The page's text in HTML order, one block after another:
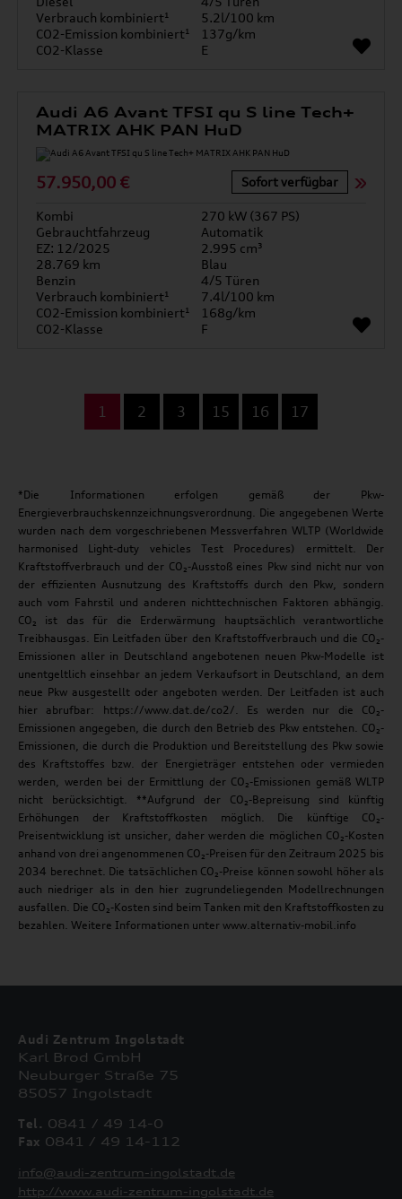
Verbrauch kombiniert¹
5.2l/100 km
CO2-Emission kombiniert¹
137g/km
CO2-Klasse
E
Audi A6 Avant TFSI qu S line Tech+
MATRIX AHK PAN HuD
57.950,00 € Sofort verfügbar
Kombi
270 kW (367 PS)
Gebrauchtfahrzeug
Automatik
EZ: 12/2025
2.995 cm³
28.769 km
Blau
Benzin
4/5 Türen
Verbrauch kombiniert¹
7.4l/100 km
CO2-Emission kombiniert¹
168g/km
CO2-Klasse
F
1 2 3 15 16 17
*Die Informationen erfolgen gemäß der Pkw-
Energieverbrauchskennzeichnungsverordnung. Die angegebenen Werte
wurden nach dem vorgeschriebenen Messverfahren WLTP (Worldwide
harmonised Light-duty vehicles Test Procedures) ermittelt. Der
Kraftstoffverbrauch und der CO₂-Ausstoß eines Pkw sind nicht nur von
der effizienten Ausnutzung des Kraftstoffs durch den Pkw, sondern
auch vom Fahrstil und anderen nichttechnischen Faktoren abhängig.
CO₂ ist das für die Erderwärmung hauptsächlich verantwortliche
Treibhausgas. Ein Leitfaden über den Kraftstoffverbrauch und die CO₂-
Emissionen aller in Deutschland angebotenen neuen Pkw-Modelle ist
unentgeltlich einsehbar an jedem Verkaufsort in Deutschland, an dem
neue Pkw ausgestellt oder angeboten werden. Der Leitfaden ist auch
hier abrufbar: https://www.dat.de/co2/. Es werden nur die CO₂-
Emissionen angegeben, die durch den Betrieb des Pkw entstehen. CO₂-
Emissionen, die durch die Produktion und Bereitstellung des Pkw sowie
des Kraftstoffes bzw. der Energieträger entstehen oder vermieden
werden, werden bei der Ermittlung der CO₂-Emissionen gemäß WLTP
nicht berücksichtigt. **Aufgrund der CO₂-Bepreisung sind künftig
Erhöhungen der Kraftstoffkosten möglich. Die künftige CO₂-
Preisentwicklung ist unsicher, daher werden die möglichen CO₂-Kosten
anhand von drei angenommenen CO₂-Preisen für den Zeitraum 2025 bis
2034 berechnet. Die tatsächlichen CO₂-Preise können sowohl höher als
auch niedriger als in den hier zugrundeliegenden Modellrechnungen
ausfallen. Die CO₂-Kosten sind beim Tanken mit den Kraftstoffkosten zu
bezahlen. Weitere Informationen unter www.alternativ-mobil.info
Audi Zentrum Ingolstadt
Karl Brod GmbH
Neuburger Straße 75
85057 Ingolstadt
Tel. 0841 / 49 14-0
Fax 0841 / 49 14-112
info@audi-zentrum-ingolstadt.de
http://www.audi-zentrum-ingolstadt.de